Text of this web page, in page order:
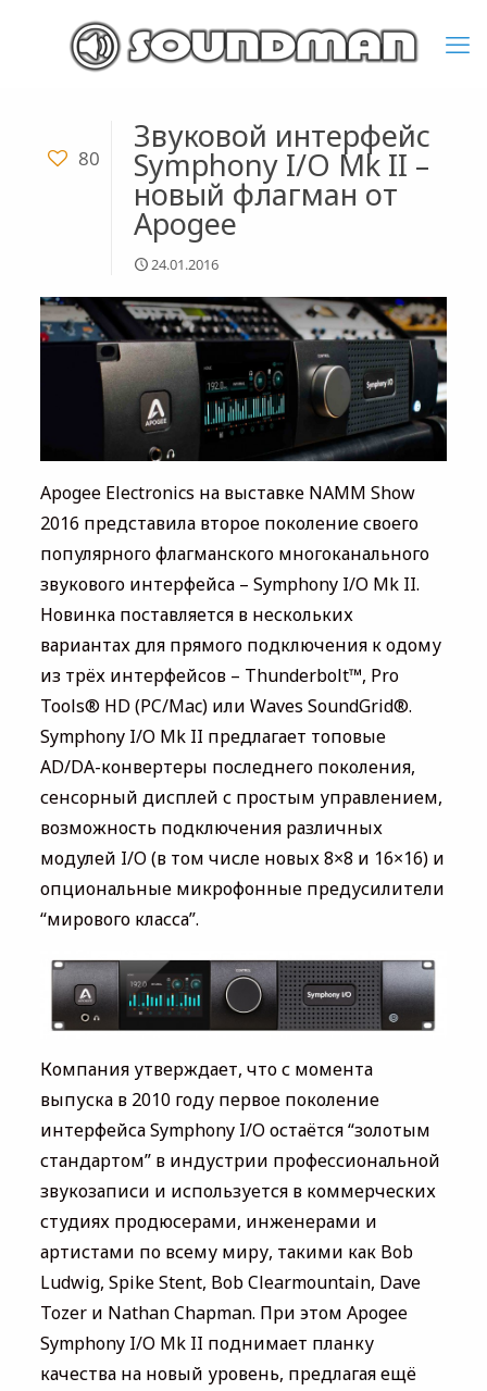
80
Звуковой интерфейс
Symphony I/O Mk II –
новый флагман от
Apogee
24.01.2016
Apogee Electronics на выставке NAMM Show
2016 представила второе поколение своего
популярного флагманского многоканального
звукового интерфейса – Symphony I/O Mk II.
Новинка поставляется в нескольких
вариантах для прямого подключения к одому
из трёх интерфейсов – Thunderbolt™, Pro
Tools® HD (PC/Mac) или Waves SoundGrid®.
Symphony I/O Mk II предлагает топовые
AD/DA-конвертеры последнего поколения,
сенсорный дисплей с простым управлением,
возможность подключения различных
модулей I/O (в том числе новых 8×8 и 16×16) и
опциональные микрофонные предусилители
“мирового класса”.
Компания утверждает, что с момента
выпуска в 2010 году первое поколение
интерфейса Symphony I/O остаётся “золотым
стандартом” в индустрии профессиональной
звукозаписи и используется в коммерческих
студиях продюсерами, инженерами и
артистами по всему миру, такими как Bob
Ludwig, Spike Stent, Bob Clearmountain, Dave
Tozer и Nathan Chapman. При этом Apogee
Symphony I/O Mk II поднимает планку
качества на новый уровень, предлагая ещё